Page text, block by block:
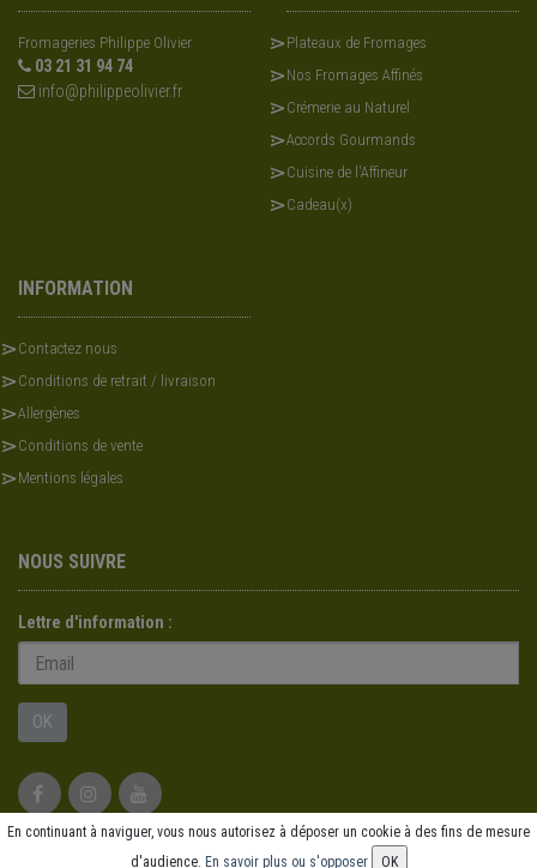
Fromageries Philippe Olivier
03 21 31 94 74
info@philippeolivier.fr
Plateaux de Fromages
Nos Fromages Affinés
Crémerie au Naturel
Accords Gourmands
Cuisine de l'Affineur
Cadeau(x)
INFORMATION
Contactez nous
Conditions de retrait / livraison
Allergènes
Conditions de vente
Mentions légales
NOUS SUIVRE
Lettre d'information :
OK
SaasFood - Logiciel de gestion de commande sur internet et en
En continuant à naviguer, vous nous autorisez à déposer un cookie à des fins de mesure
d'audience. En savoir plus ou s'opposer OK